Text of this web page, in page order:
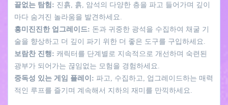
끝없는 탐험: 진흙, 흙, 암석의 다양한 층을 파고 들어가며 깊이
마다 숨겨진 놀라움을 발견하세요.
흥미진진한 업그레이드: 돈과 귀중한 광석을 수집하여 채굴 기
술을 향상하고 더 깊이 파기 위한 더 좋은 도구를 구입하세요.
보람찬 진행: 캐릭터를 단계별로 지속적으로 개선하며 숙련된
광부가 되어가는 끊임없는 모험을 경험하세요.
중독성 있는 게임 플레이: 파고, 수집하고, 업그레이드하는 매력
적인 루프를 즐기며 계속해서 지하의 재미를 만끽하세요.